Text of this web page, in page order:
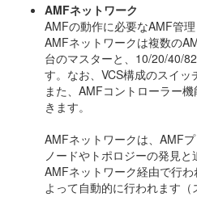
AMFネットワーク
AMFの動作に必要なAMF管
AMFネットワークは複数の
台のマスターと、10/20/40/
す。なお、VCS構成のスイ
また、AMFコントローラー
きます。
AMFネットワークは、AMF
ノードやトポロジーの発見
AMFネットワーク経由で行
よって自動的に行われます